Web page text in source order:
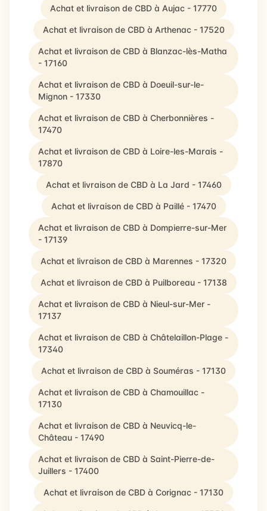
Achat et livraison de CBD à Aujac - 17770
Achat et livraison de CBD à Arthenac - 17520
Achat et livraison de CBD à Blanzac-lès-Matha
- 17160
Achat et livraison de CBD à Doeuil-sur-le-
Mignon - 17330
Achat et livraison de CBD à Cherbonnières -
17470
Achat et livraison de CBD à Loire-les-Marais -
17870
Achat et livraison de CBD à La Jard - 17460
Achat et livraison de CBD à Paillé - 17470
Achat et livraison de CBD à Dompierre-sur-Mer
- 17139
Achat et livraison de CBD à Marennes - 17320
Achat et livraison de CBD à Puilboreau - 17138
Achat et livraison de CBD à Nieul-sur-Mer -
17137
Achat et livraison de CBD à Châtelaillon-Plage -
17340
Achat et livraison de CBD à Souméras - 17130
Achat et livraison de CBD à Chamouillac -
17130
Achat et livraison de CBD à Neuvicq-le-
Château - 17490
Achat et livraison de CBD à Saint-Pierre-de-
Juillers - 17400
Achat et livraison de CBD à Corignac - 17130